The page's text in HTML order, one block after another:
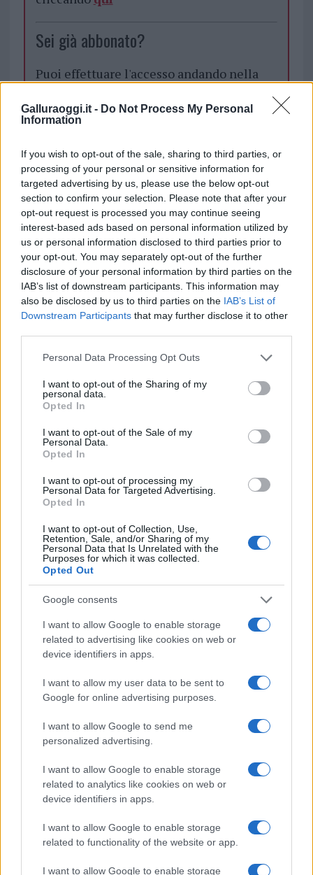
Galluraoggi.it - Do Not Process My Personal
Information
If you wish to opt-out of the sale, sharing to third parties, or
processing of your personal or sensitive information for
targeted advertising by us, please use the below opt-out
section to confirm your selection. Please note that after your
opt-out request is processed you may continue seeing
interest-based ads based on personal information utilized by
us or personal information disclosed to third parties prior to
your opt-out. You may separately opt-out of the further
disclosure of your personal information by third parties on the
IAB’s list of downstream participants. This information may
also be disclosed by us to third parties on the IAB’s List of
Downstream Participants that may further disclose it to other
Please note that this website/app uses one or more Google
not limited to your visit or usage behaviour. You may click to
grant or deny consent to Google and its third-party tags to
use your data for below specified purposes in below Google
consent section.
Personal Data Processing Opt Outs
I want to opt-out of the Sharing of my
personal data.
Opted In
I want to opt-out of the Sale of my
Personal Data.
Opted In
I want to opt-out of processing my
Personal Data for Targeted Advertising.
Opted In
I want to opt-out of Collection, Use,
Retention, Sale, and/or Sharing of my
Personal Data that Is Unrelated with the
Purposes for which it was collected.
Opted Out
Google consents
I want to allow Google to enable storage
related to advertising like cookies on web or
device identifiers in apps.
I want to allow my user data to be sent to
Google for online advertising purposes.
I want to allow Google to send me
personalized advertising.
I want to allow Google to enable storage
related to analytics like cookies on web or
device identifiers in apps.
I want to allow Google to enable storage
related to functionality of the website or app.
I want to allow Google to enable storage
Sei già abbonato?
Puoi effettuare l'accesso andando nella
cliccandoqui
TEMI:
Abbanoa Santa Teresa Gallura
Acqua Santa Teresa Gallura
Lavori Abbanoa Santa Teresa Gallura
Lavori Acqua Santa Teresa Gallura
Notizie Santa Teresa Gallura
Notizie in tempo reale?
Entra nel canale telegram di
GalluraOggi.it
i tuoi video e le tue foto
345 356 7512
daGoogle News
Condividi l'articolo
F
a
ce
b
o
o
k
T
w
it
te
r
Pi
n
te
re
st
W
h
at
s
A
p
p
S
h
a
re
Articolo precedente
Prossimo articolo
NOTIZIE RECENTI
Incendio nella notte a Olbia, a fuoco due furgoni
A fuoco un deposito con bombole, intervento dei
vigili del fuoco a Rudalza